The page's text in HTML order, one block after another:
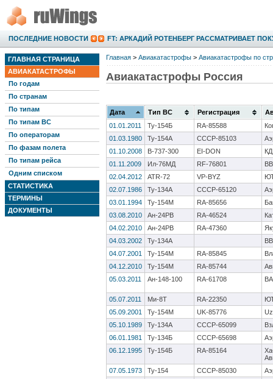
ПОСЛЕДНИЕ НОВОСТИ
ГЛАВНАЯ СТРАНИЦА
АВИАКАТАСТРОФЫ
По годам
По странам
По типам
По типам ВС
По операторам
По фазам полета
По типам рейса
Одним списком
СТАТИСТИКА
ТЕРМИНЫ
ДОКУМЕНТЫ
Главная > Авиакатастрофы > Авиакатастрофы по
Авиакатастрофы Россия
Дата Тип ВС Регистрация
01.01.2011
Ту-154Б RA-85588
01.03.1980
Ту-154А CCCP-85103
01.10.2008
B-737-300 EI-DON
01.11.2009
Ил-76МД RF-76801
02.04.2012
ATR-72 VP-BYZ
02.07.1986
Ту-134А СССР-65120
03.01.1994
Ту-154М RA-85656
03.08.2010
Ан-24РВ RA-46524
04.02.2010
Ан-24РВ RA-47360
04.03.2002
Ту-134А
04.07.2001
Ту-154М RA-85845
04.12.2010
Ту-154М RA-85744
05.03.2011
Ан-148-100 RA-61708
05.07.2011 Ми-8Т RA-22350
05.09.2001
Ту-154М UK-85776
05.10.1989
Ту-134А CCCP-65099
06.01.1981
Ту-134Б CCCP-65698
06.12.1995
Ту-154Б RA-85164
07.05.1973
Ту-154 CCCP-85030